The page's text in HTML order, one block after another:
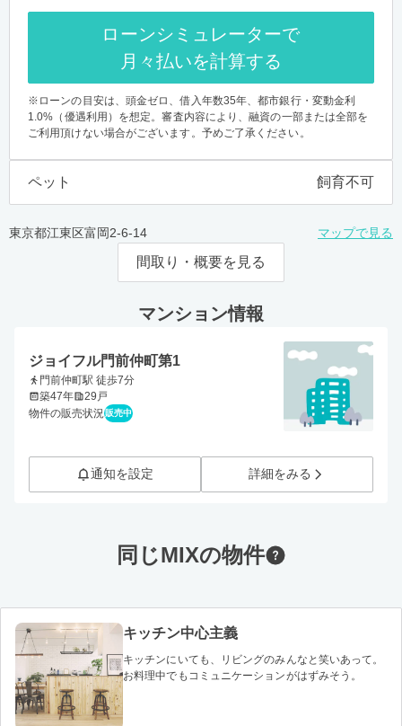
ローンシミュレーターで
月々払いを計算する
※ローンの目安は、頭金ゼロ、借入年数35年、都市銀行・変動金利
1.0%（優遇利用）を想定。審査内容により、融資の一部または全部を
ご利用頂けない場合がございます。予めご了承ください。
ペット 飼育不可
東京都江東区富岡2-6-14 マップで見る
間取り・概要を見る
マンション情報
ジョイフル門前仲町第1
門前仲町駅 徒歩7分
築47年
29戸
物件の販売状況 販売中
通知を設定 詳細をみる
同じMIXの物件
キッチン中心主義
キッチンにいても、リビングのみんなと笑いあって。
お料理中でもコミュニケーションがはずみそう。